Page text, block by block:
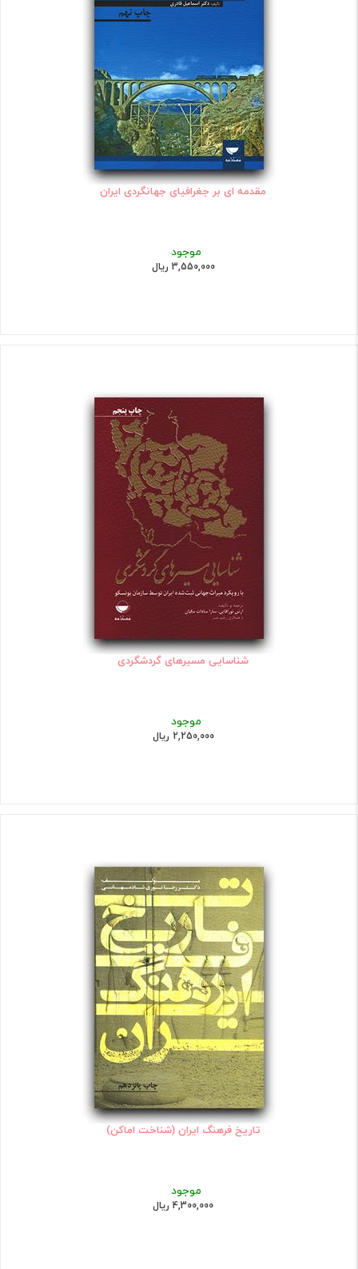
مقدمه ای بر جغرافیای جهانگردی ایران
موجود
3,550,000 ریال
شناسایی مسیرهای گردشگردی
موجود
2,250,000 ریال
تاریخ فرهنگ ایران (شناخت اماکن)
موجود
4,300,000 ریال